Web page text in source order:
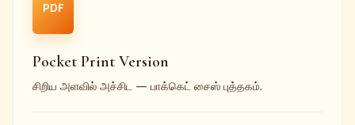
PDF
Pocket Print Version
சிறிய அளவில் அச்சிட — பாக்கெட் சைஸ் புத்தகம்.